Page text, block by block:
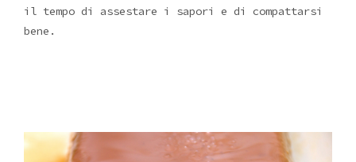
il tempo di assestare i sapori e di compattarsi
bene.